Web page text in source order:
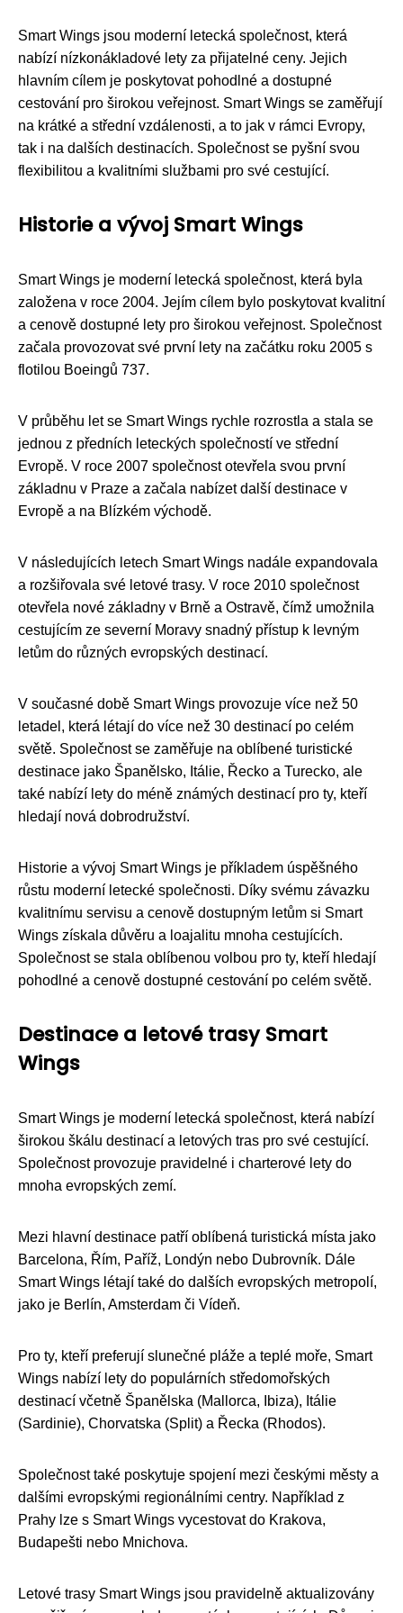
Smart Wings jsou moderní letecká společnost, která
nabízí nízkonákladové lety za přijatelné ceny. Jejich
hlavním cílem je poskytovat pohodlné a dostupné
cestování pro širokou veřejnost. Smart Wings se zaměřují
na krátké a střední vzdálenosti, a to jak v rámci Evropy,
tak i na dalších destinacích. Společnost se pyšní svou
flexibilitou a kvalitními službami pro své cestující.
Historie a vývoj Smart Wings
Smart Wings je moderní letecká společnost, která byla
založena v roce 2004. Jejím cílem bylo poskytovat kvalitní
a cenově dostupné lety pro širokou veřejnost. Společnost
začala provozovat své první lety na začátku roku 2005 s
flotilou Boeingů 737.
V průběhu let se Smart Wings rychle rozrostla a stala se
jednou z předních leteckých společností ve střední
Evropě. V roce 2007 společnost otevřela svou první
základnu v Praze a začala nabízet další destinace v
Evropě a na Blízkém východě.
V následujících letech Smart Wings nadále expandovala
a rozšiřovala své letové trasy. V roce 2010 společnost
otevřela nové základny v Brně a Ostravě, čímž umožnila
cestujícím ze severní Moravy snadný přístup k levným
letům do různých evropských destinací.
V současné době Smart Wings provozuje více než 50
letadel, která létají do více než 30 destinací po celém
světě. Společnost se zaměřuje na oblíbené turistické
destinace jako Španělsko, Itálie, Řecko a Turecko, ale
také nabízí lety do méně známých destinací pro ty, kteří
hledají nová dobrodružství.
Historie a vývoj Smart Wings je příkladem úspěšného
růstu moderní letecké společnosti. Díky svému závazku
kvalitnímu servisu a cenově dostupným letům si Smart
Wings získala důvěru a loajalitu mnoha cestujících.
Společnost se stala oblíbenou volbou pro ty, kteří hledají
pohodlné a cenově dostupné cestování po celém světě.
Destinace a letové trasy Smart
Wings
Smart Wings je moderní letecká společnost, která nabízí
širokou škálu destinací a letových tras pro své cestující.
Společnost provozuje pravidelné i charterové lety do
mnoha evropských zemí.
Mezi hlavní destinace patří oblíbená turistická místa jako
Barcelona, Řím, Paříž, Londýn nebo Dubrovník. Dále
Smart Wings létají také do dalších evropských metropolí,
jako je Berlín, Amsterdam či Vídeň.
Pro ty, kteří preferují slunečné pláže a teplé moře, Smart
Wings nabízí lety do populárních středomořských
destinací včetně Španělska (Mallorca, Ibiza), Itálie
(Sardinie), Chorvatska (Split) a Řecka (Rhodos).
Společnost také poskytuje spojení mezi českými městy a
dalšími evropskými regionálními centry. Například z
Prahy lze s Smart Wings vycestovat do Krakova,
Budapešti nebo Mnichova.
Letové trasy Smart Wings jsou pravidelně aktualizovány